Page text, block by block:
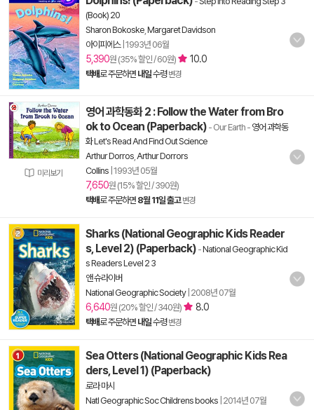
(Book) 20
Sharon Bokoske Margaret Davidson
아이피에스| 1993년 06월
5,390원 (35% 할인 / 60원) 10.0
택배로 주문하면 내일수령 변경
미리보기
영어 과학동화 2 : Follow the Water from Bro
ok to Ocean (Paperback) - Our Earth - 영어 과학동
화 Let's Read And Find Out Science
Arthur Dorros Arthur Dorrors
Collins 1993년 05월
7,650원 (15% 할인 / 390원)
택배로 주문하면 8월 11일 출고 변경
Sharks (National Geographic Kids Reader
s, Level 2) (Paperback) -National Geographic Kid
s Readers Level 2 3
앤 슈라이버
National Geographic Society| 2008년 07월
6,640원 (20% 할인 / 340원) 8.0
택배로 주문하면 내일수령 변경
Sea Otters (National Geographic Kids Rea
ders, Level 1) (Paperback)
로라 마시
Natl Geographic Soc Childrens books 2014년 07월